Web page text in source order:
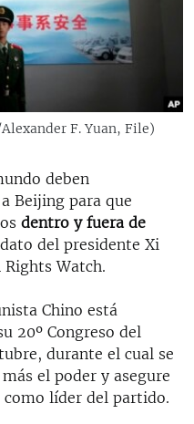
CUBA
LATINA
F. Yuan, File)
deben
Beijing para que
dentro y fuera de
del presidente Xi
Watch.
Chino está
20º Congreso del
durante el cual se
el poder y asegure
líder del partido.